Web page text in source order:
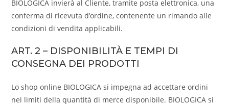
BIOLOGICA invierà al Cliente, tramite posta elettronica, una
conferma di ricevuta d’ordine, contenente un rimando alle
condizioni di vendita applicabili.
ART. 2 – DISPONIBILITÀ E TEMPI DI
CONSEGNA DEI PRODOTTI
Lo shop online BIOLOGICA si impegna ad accettare ordini
nei limiti della quantità di merce disponibile. BIOLOGICA si